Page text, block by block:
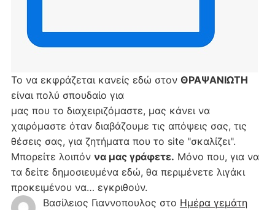
Το να εκφράζεται κανείς εδώ στον ΘΡΑΨΑΝΙΩΤΗ
είναι πολύ σπουδαίο για
μας που το διαχειριζόμαστε, μας κάνει να
χαιρόμαστε όταν διαβάζουμε τις απόψεις σας, τις
θέσεις σας, για ζητήματα που το site "σκαλίζει".
Μπορείτε λοιπόν να μας γράφετε. Μόνο που, για να
τα δείτε δημοσιευμένα εδώ, θα περιμένετε λιγάκι
προκειμένου να… εγκριθούν.
Βασίλειος Γιαννοπουλος στο Hμέρα γεμάτη